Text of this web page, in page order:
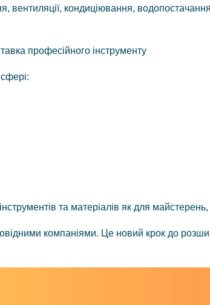
кондиціювання,
професійного інструменту
та матеріалів як для майстерень,
компаніями. Це новий крок до